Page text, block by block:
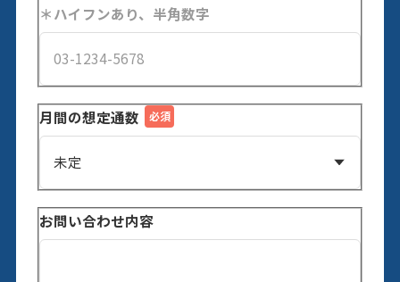
＊ハイフンあり、半角数字
月間の想定通数
お問い合わせ内容